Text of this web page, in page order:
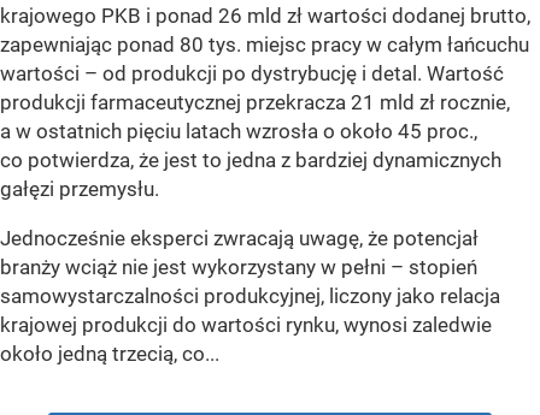
krajowego PKB i ponad 26 mld zł wartości dodanej brutto,
zapewniając ponad 80 tys. miejsc pracy w całym łańcuchu
wartości – od produkcji po dystrybucję i detal. Wartość
produkcji farmaceutycznej przekracza 21 mld zł rocznie,
a w ostatnich pięciu latach wzrosła o około 45 proc.,
co potwierdza, że jest to jedna z bardziej dynamicznych
gałęzi przemysłu.
Jednocześnie eksperci zwracają uwagę, że potencjał
branży wciąż nie jest wykorzystany w pełni – stopień
samowystarczalności produkcyjnej, liczony jako relacja
krajowej produkcji do wartości rynku, wynosi zaledwie
około jedną trzecią, co...